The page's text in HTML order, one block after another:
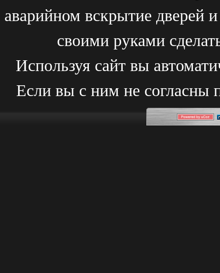
аварийном вскрытие дверей
своими руками
Используя сайт вы
Если вы с ним не согласны